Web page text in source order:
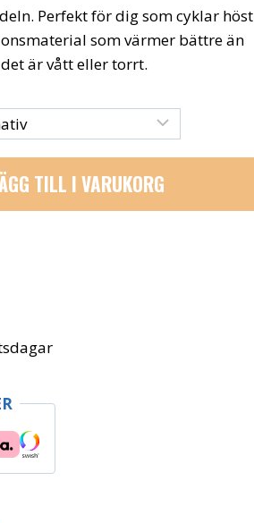
Perfekt för dig som cyklar höst
som värmer bättre än
är vått eller torrt.
TILL I VARUKORG